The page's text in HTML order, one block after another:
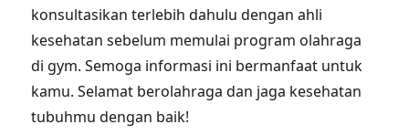
konsultasikan terlebih dahulu dengan ahli
kesehatan sebelum memulai program olahraga
di gym. Semoga informasi ini bermanfaat untuk
kamu. Selamat berolahraga dan jaga kesehatan
tubuhmu dengan baik!